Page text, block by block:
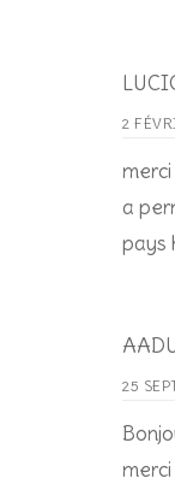
2
a
pays
25